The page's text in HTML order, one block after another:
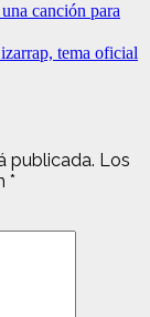
canción para
tema oficial
publicada. Los
*